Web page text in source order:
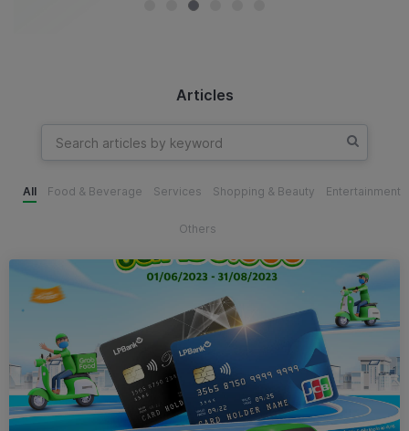
Articles
All Food & Beverage Services Shopping & Beauty Entertainment
Others